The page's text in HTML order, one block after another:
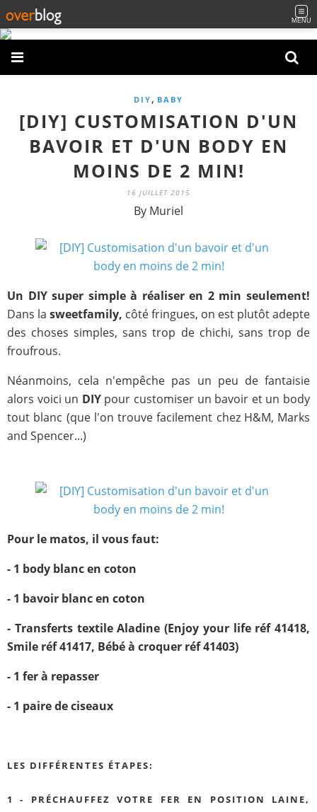
MENU
DIY , BABY
[DIY] CUSTOMISATION D'UN
BAVOIR ET D'UN BODY EN
MOINS DE 2 MIN!
16 JUILLET 2015
By Muriel
Un DIY super simple à réaliser en 2 min seulement!
Dans la sweetfamily, côté fringues, on est plutôt adepte
des choses simples, sans trop de chichi, sans trop de
froufrous.
Néanmoins, cela n'empêche pas un peu de fantaisie
alors voici un DIYpour customiser un bavoir et un body
tout blanc (que l'on trouve facilement chez H&M, Marks
and Spencer...)
Pour le matos, il vous faut:
- 1 body blanc en coton
- 1 bavoir blanc en coton
- Transferts textile Aladine (Enjoy your life réf 41418,
Smile réf 41417, Bébé à croquer réf 41403)
- 1 fer à repasser
- 1 paire de ciseaux
LES DIFFÉRENTES ÉTAPES:
1 - PRÉCHAUFFEZ VOTRE FER EN POSITION LAINE,